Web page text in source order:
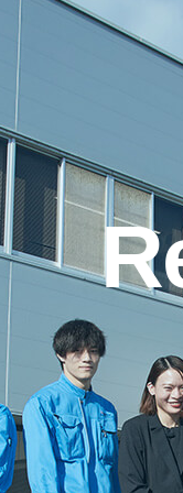
ては、当該公的機関に